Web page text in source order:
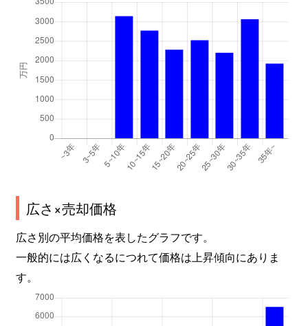
広さ×売却価格
広さ別の平均価格を表したグラフです。
一般的には広くなるにつれて価格は上昇傾向にありま
す。